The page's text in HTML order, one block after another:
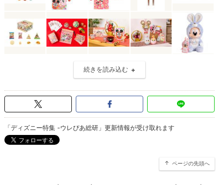
続きを読み込む
「ディズニー特集 -ウレぴあ総研」更新情報が受け取れます
ページの先頭へ